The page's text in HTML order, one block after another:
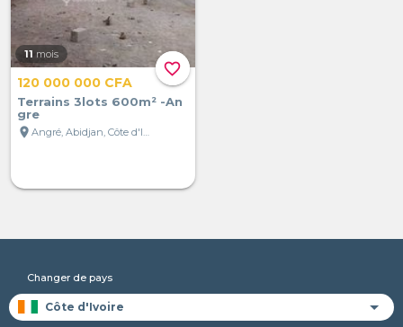
favorite_border
11 mois
120 000 000 CFA
Terrains 3lots 600m² -An
gre
location_on
Changer de pays